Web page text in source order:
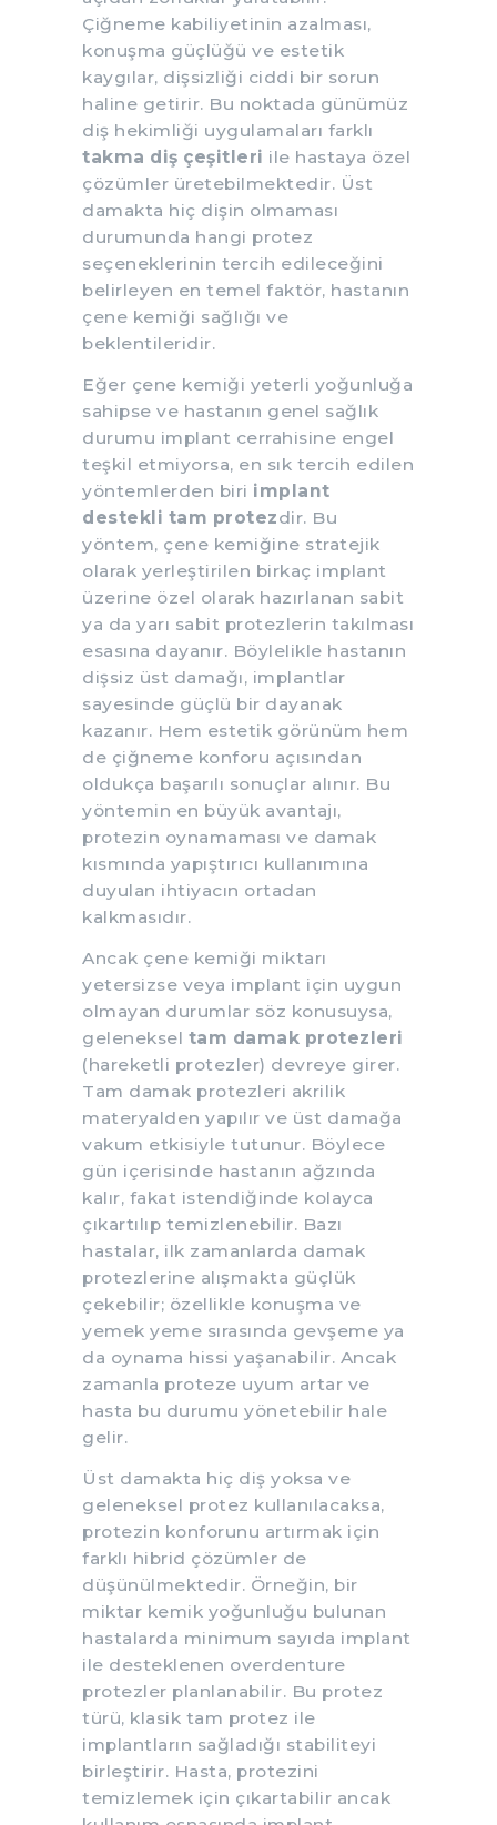
Çiğneme kabiliyetinin azalması,
konuşma güçlüğü ve estetik
kaygılar, dişsizliği ciddi bir sorun
haline getirir. Bu noktada günümüz
diş hekimliği uygulamaları farklı
takma diş çeşitleri ile hastaya özel
çözümler üretebilmektedir. Üst
damakta hiç dişin olmaması
durumunda hangi protez
seçeneklerinin tercih edileceğini
belirleyen en temel faktör, hastanın
çene kemiği sağlığı ve
beklentileridir.
Eğer çene kemiği yeterli yoğunluğa
sahipse ve hastanın genel sağlık
durumu implant cerrahisine engel
teşkil etmiyorsa, en sık tercih edilen
yöntemlerden biri implant
destekli tam protezdir. Bu
yöntem, çene kemiğine stratejik
olarak yerleştirilen birkaç implant
üzerine özel olarak hazırlanan sabit
ya da yarı sabit protezlerin takılması
esasına dayanır. Böylelikle hastanın
dişsiz üst damağı, implantlar
sayesinde güçlü bir dayanak
kazanır. Hem estetik görünüm hem
de çiğneme konforu açısından
oldukça başarılı sonuçlar alınır. Bu
yöntemin en büyük avantajı,
protezin oynamaması ve damak
kısmında yapıştırıcı kullanımına
duyulan ihtiyacın ortadan
kalkmasıdır.
Ancak çene kemiği miktarı
yetersizse veya implant için uygun
olmayan durumlar söz konusuysa,
geleneksel tam damak protezleri
(hareketli protezler) devreye girer.
Tam damak protezleri akrilik
materyalden yapılır ve üst damağa
vakum etkisiyle tutunur. Böylece
gün içerisinde hastanın ağzında
kalır, fakat istendiğinde kolayca
çıkartılıp temizlenebilir. Bazı
hastalar, ilk zamanlarda damak
protezlerine alışmakta güçlük
çekebilir; özellikle konuşma ve
yemek yeme sırasında gevşeme ya
da oynama hissi yaşanabilir. Ancak
zamanla proteze uyum artar ve
hasta bu durumu yönetebilir hale
gelir.
Üst damakta hiç diş yoksa ve
geleneksel protez kullanılacaksa,
protezin konforunu artırmak için
farklı hibrid çözümler de
düşünülmektedir. Örneğin, bir
miktar kemik yoğunluğu bulunan
hastalarda minimum sayıda implant
ile desteklenen overdenture
protezler planlanabilir. Bu protez
türü, klasik tam protez ile
implantların sağladığı stabiliteyi
birleştirir. Hasta, protezini
temizlemek için çıkartabilir ancak